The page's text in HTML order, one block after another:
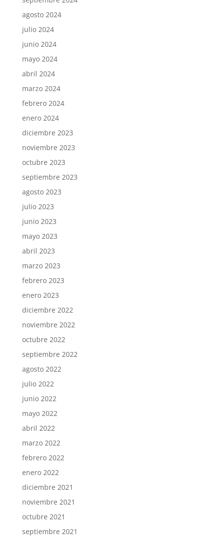
agosto 2024
julio 2024
junio 2024
mayo 2024
abril 2024
marzo 2024
febrero 2024
enero 2024
diciembre 2023
noviembre 2023
octubre 2023
septiembre 2023
agosto 2023
julio 2023
junio 2023
mayo 2023
abril 2023
marzo 2023
febrero 2023
enero 2023
diciembre 2022
noviembre 2022
octubre 2022
septiembre 2022
agosto 2022
julio 2022
junio 2022
mayo 2022
abril 2022
marzo 2022
febrero 2022
enero 2022
diciembre 2021
noviembre 2021
octubre 2021
septiembre 2021